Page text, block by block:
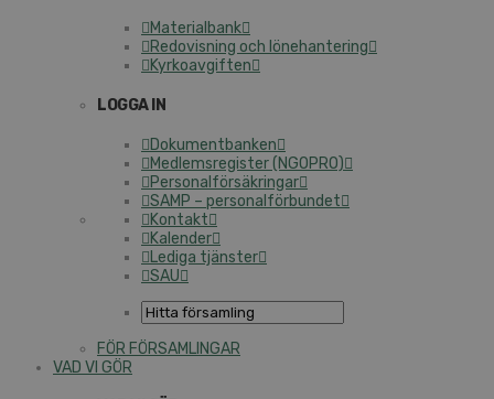
Materialbank
Redovisning och lönehantering
Kyrkoavgiften
LOGGA IN
Dokumentbanken
Medlemsregister (NGOPRO)
Personalförsäkringar
SAMP – personalförbundet
Kontakt
Kalender
Lediga tjänster
SAU
FÖR FÖRSAMLINGAR
VAD VI GÖR